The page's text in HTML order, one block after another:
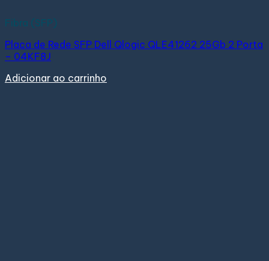
Fibra (SFP)
Placa de Rede SFP Dell Qlogic QLE41262 25Gb 2 Porta
– 04KF8J
Adicionar ao carrinho